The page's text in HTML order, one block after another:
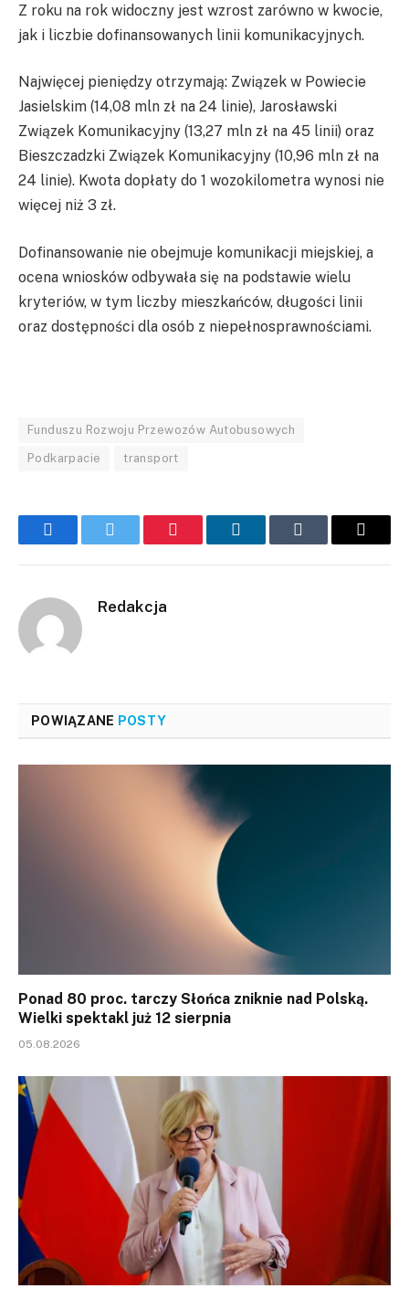
Z roku na rok widoczny jest wzrost zarówno w kwocie,
jak i liczbie dofinansowanych linii komunikacyjnych.
Najwięcej pieniędzy otrzymają: Związek w Powiecie
Jasielskim (14,08 mln zł na 24 linie), Jarosławski
Związek Komunikacyjny (13,27 mln zł na 45 linii) oraz
Bieszczadzki Związek Komunikacyjny (10,96 mln zł na
24 linie). Kwota dopłaty do 1 wozokilometra wynosi nie
więcej niż 3 zł.
Dofinansowanie nie obejmuje komunikacji miejskiej, a
ocena wniosków odbywała się na podstawie wielu
kryteriów, w tym liczby mieszkańców, długości linii
oraz dostępności dla osób z niepełnosprawnościami.
Funduszu Rozwoju Przewozów Autobusowych
Podkarpacie transport
FacebookTwitter Pinterest LinkedInTumblr Email
Redakcja
POWIĄZANE POSTY
Ponad 80 proc. tarczy Słońca zniknie nad Polską.
Wielki spektakl już 12 sierpnia
05.08.2026